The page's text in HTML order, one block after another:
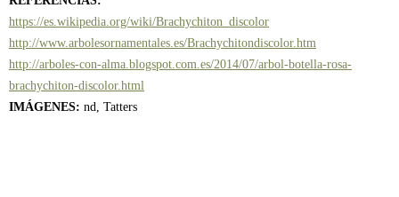
https://es.wikipedia.org/wiki/Brachychiton_discolor
http://www.arbolesornamentales.es/Brachychitondiscolor.htm
http://arboles-con-alma.blogspot.com.es/2014/07/arbol-botella-rosa-
brachychiton-discolor.html
IMÁGENES: nd, Tatters